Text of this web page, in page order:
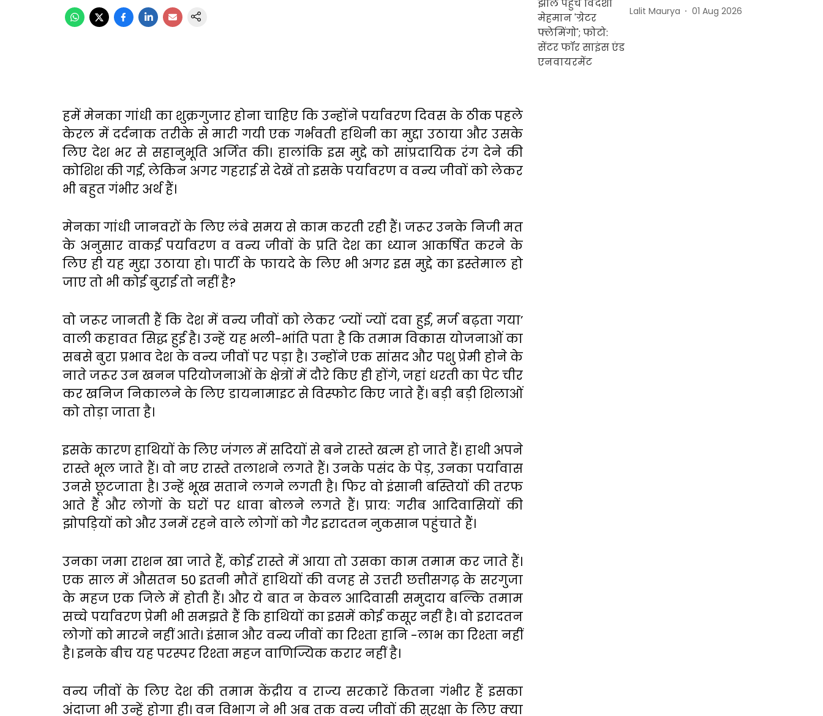
हमें मेनका गांधी का शुक्रगुजार होना चाहिए कि उन्होंने पर्यावरण दिवस के ठीक पहले
केरल में दर्दनाक तरीके से मारी गयी एक गर्भवती हथिनी का मुद्दा उठाया और उसके
लिए देश भर से सहानुभूति अर्जित की। हालांकि इस मुद्दे को सांप्रदायिक रंग देने की
कोशिश की गई, लेकिन अगर गहराई से देखें तो इसके पर्यावरण व वन्य जीवों को लेकर
भी बहुत गंभीर अर्थ हैं।
मेनका गांधी जानवरों के लिए लंबे समय से काम करती रही हैं। जरूर उनके निजी मत
के अनुसार वाकई पर्यावरण व वन्य जीवों के प्रति देश का ध्यान आकर्षित करने के
लिए ही यह मुद्दा उठाया हो। पार्टी के फायदे के लिए भी अगर इस मुद्दे का इस्तेमाल हो
जाए तो भी कोई बुराई तो नहीं है?
वो जरूर जानती हैं कि देश में वन्य जीवों को लेकर ‘ज्यों ज्यों दवा हुई, मर्ज बढ़ता गया’
वाली कहावत सिद्ध हुई है। उन्हें यह भली-भांति पता है कि तमाम विकास योजनाओं का
सबसे बुरा प्रभाव देश के वन्य जीवों पर पड़ा है। उन्होंने एक सांसद और पशु प्रेमी होने के
नाते जरूर उन खनन परियोजनाओं के क्षेत्रों में दौरे किए ही होंगे, जहां धरती का पेट चीर
कर खनिज निकालने के लिए डायनामाइट से विस्फोट किए जाते हैं। बड़ी बड़ी शिलाओं
को तोड़ा जाता है।
इसके कारण हाथियों के लिए जंगल में सदियों से बने रास्ते खत्म हो जाते हैं। हाथी अपने
रास्ते भूल जाते हैं। वो नए रास्ते तलाशने लगते हैं। उनके पसंद के पेड़, उनका पर्यावास
उनसे छूटजाता है। उन्हें भूख सताने लगने लगती है। फिर वो इंसानी बस्तियों की तरफ
आते हैं और लोगों के घरों पर धावा बोलने लगते हैं। प्राय: गरीब आदिवासियों की
झोपड़ियों को और उनमें रहने वाले लोगों को गैर इरादतन नुकसान पहुंचाते हैं।
उनका जमा राशन खा जाते हैं, कोई रास्ते में आया तो उसका काम तमाम कर जाते हैं।
एक साल में औसतन 50 इतनी मौतें हाथियों की वजह से उत्तरी छत्तीसगढ़ के सरगुजा
के महज एक जिले में होती हैं। और ये बात न केवल आदिवासी समुदाय बल्कि तमाम
सच्चे पर्यावरण प्रेमी भी समझते हैं कि हाथियों का इसमें कोई कसूर नहीं है। वो इरादतन
लोगों को मारने नहीं आते। इंसान और वन्य जीवों का रिश्ता हानि -लाभ का रिश्ता नहीं
है। इनके बीच यह परस्पर रिश्ता महज वाणिज्यिक करार नहीं है।
वन्य जीवों के लिए देश की तमाम केंद्रीय व राज्य सरकारें कितना गंभीर हैं इसका
अंदाजा भी उन्हें होगा ही। वन विभाग ने भी अब तक वन्य जीवों की सुरक्षा के लिए क्या
Lalit Maurya 01 Aug 2026